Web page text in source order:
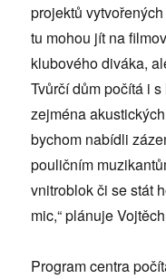
projektů
tu mohou jít na
klubového diváka,
Tvůrčí dům počítá i
zejména
bychom nabídli
pouličním
vnitroblok či se stát
mic,“ plánuje
Program centra